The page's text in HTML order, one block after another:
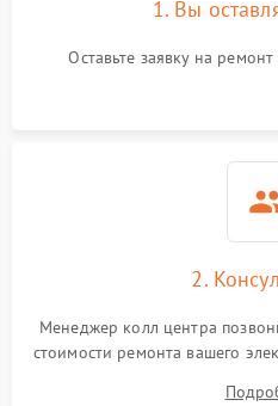
1. Вы
Оставьте заявку на
2.
Менеджер колл центра
стоимости ремонта вашего